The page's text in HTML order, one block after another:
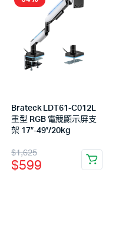
Brateck LDT61-C012L
重型 RGB 電競顯示屏支
架 17″-49″/20kg
$1,625
$599